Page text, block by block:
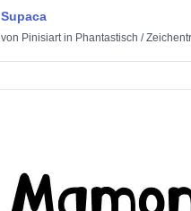
Supaca
von Pinisiartin Phantastisch /